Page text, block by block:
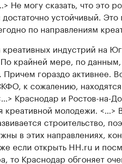
Не могу сказать, что это
устойчивый.
по направлениям
креативных индустрий на
крайней мере, по данным,
Причем гораздо активнее.
к сожалению,
Краснодар и Ростов-на-
креативной молодежи. <…>
строительство,
в этих направлениях,
если открыть HH.ru и
то Краснодар обгоняет